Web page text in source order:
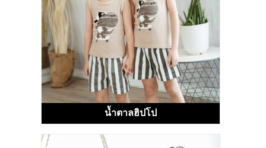
น้ำตาลฮิปโป